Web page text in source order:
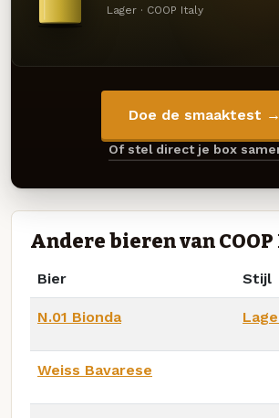
Lager · COOP Italy
Doe de smaaktest →
Of stel direct je box
Andere bieren van
Bier Stijl
N.01 Bionda
Weiss Bavarese